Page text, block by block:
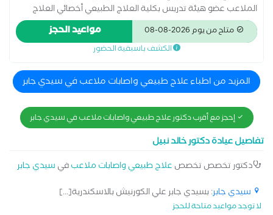
الملاعب عضو هيئة تدريس بكلية العلاج الطبيعي أخصائي العلاج
الطبيعي لامراض وتشوهات العمود الفقري والانزلاق الغضروفي
أخصائي العلاج الطبيعي بالمجمع الطبي للقوات المسلحة
بالإسكندرية ( مستشفي مصطفي كامل العسكري) دبلوم العلاج
الغضروفي دبلومة الطب الرياضي للاتحاد الدولي للفيفا دبلومة تأهيل
مرضي الأعصاب وإصابات الحبل الشوكي معالج بطريقة موليجان معالج
معتمد بالابر الجافة
متاح من يوم 2026-08-08 مواعيد الحجز
الكشف باسبقية الحضور
المزيد من اطباء علاج طبيعي واصابات ملاعب في سيدي جابر
إحجز مع أقرب دكتور علاج طبيعي واصابات ملاعب في سيدي جابر
تفاصيل عيادة دكتور خالد نبيل
دكتور تخصص تخصص علاج طبيعي واصابات ملاعبفي سيدي جابر
سيدي جابر: بسيدي جابر علي الكورنيش بالاسكندرية[...]
لا توجد مواعيد متاحة للحجز